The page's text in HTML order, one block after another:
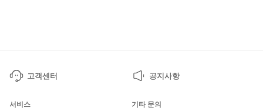
고객센터 공지사항
서비스 기타 문의